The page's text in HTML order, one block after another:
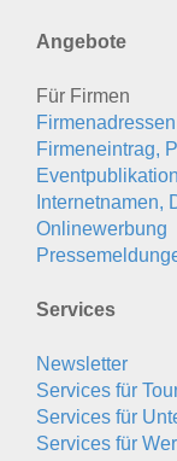
Angebote
Für Firmen
Firmenadressen
Firmeneintrag,
Internetnamen,
Onlinewerbung
Services
Newsletter
Services für
Services für
Services für